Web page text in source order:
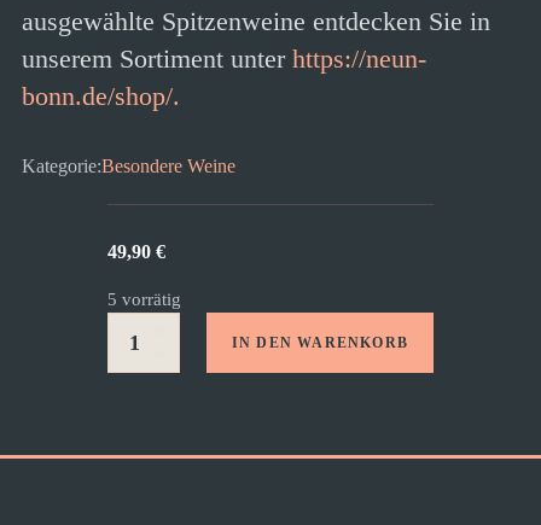
ausgewählte Spitzenweine entdecken Sie in
unserem Sortiment unter https://neun-
bonn.de/shop/.
Kategorie:Besondere Weine
49,90 €
5 vorrätig
Dorsheimer
IN DEN WARENKORB